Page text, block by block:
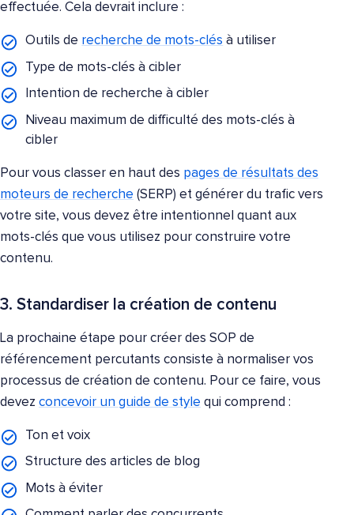
effectuée. Cela devrait inclure :
Outils de recherche de mots-clés à utiliser
Type de mots-clés à cibler
Intention de recherche à cibler
Niveau maximum de difficulté des mots-clés à
cibler
Pour vous classer en haut des pages de résultats des
moteurs de recherche (SERP) et générer du trafic vers
votre site, vous devez être intentionnel quant aux
mots-clés que vous utilisez pour construire votre
contenu.
3. Standardiser la création de contenu
La prochaine étape pour créer des SOP de
référencement percutants consiste à normaliser vos
processus de création de contenu. Pour ce faire, vous
devez concevoir un guide de style qui comprend :
Ton et voix
Structure des articles de blog
Mots à éviter